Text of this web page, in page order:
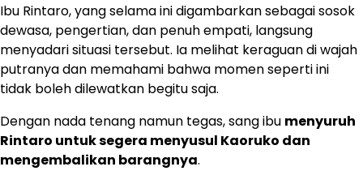
Ibu Rintaro, yang selama ini digambarkan sebagai sosok
dewasa, pengertian, dan penuh empati, langsung
menyadari situasi tersebut. Ia melihat keraguan di wajah
putranya dan memahami bahwa momen seperti ini
tidak boleh dilewatkan begitu saja.
Dengan nada tenang namun tegas, sang ibu menyuruh
Rintaro untuk segera menyusul Kaoruko dan
mengembalikan barangnya.